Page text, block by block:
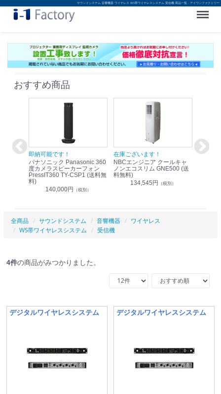
サウンドシステム 音響機器 ワイヤレス WS帯ワイヤレスシステム 受信機 商品一覧 - アイワンファクトリー
Menu
おすすめ商品
即納可能です！
パナソニック Panasonic 360
度カメラスピーカーフォン
PressIT360 TY-CSP1 (送料無
料)
140,000円 （税別）
在庫ございます！
NBCエンジニア クールキャ
ノンエコスリム GNE500 (送
料無料)
134,545円 （税別）
即納可
全商品 サウンドシステム 音響機器
ワイヤレス
WS帯ワイヤレスシステム
受信機
4件の商品がみつかりました。
デジタルワイヤレスシステム デジタルワイヤレスシステム